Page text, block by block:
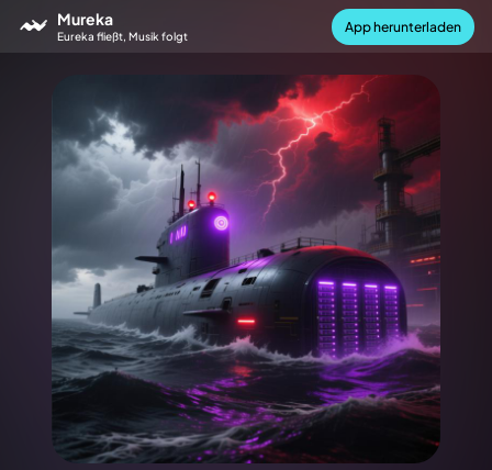
Mureka
Eureka fließt, Musik folgt
App herunterladen